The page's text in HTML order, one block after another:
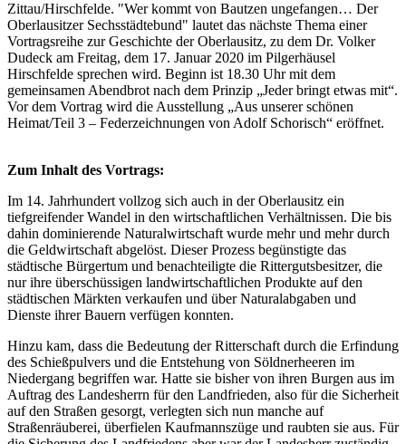
Zittau/Hirschfelde. "Wer kommt von Bautzen ungefangen… Der
Oberlausitzer Sechsstädtebund" lautet das nächste Thema einer
Vortragsreihe zur Geschichte der Oberlausitz, zu dem Dr. Volker
Dudeck am Freitag, dem 17. Januar 2020 im Pilgerhäusel
Hirschfelde sprechen wird. Beginn ist 18.30 Uhr mit dem
gemeinsamen Abendbrot nach dem Prinzip „Jeder bringt etwas mit“.
Vor dem Vortrag wird die Ausstellung „Aus unserer schönen
Heimat/Teil 3 – Federzeichnungen von Adolf Schorisch“ eröffnet.
Zum Inhalt des Vortrags:
Im 14. Jahrhundert vollzog sich auch in der Oberlausitz ein
tiefgreifender Wandel in den wirtschaftlichen Verhältnissen. Die bis
dahin dominierende Naturalwirtschaft wurde mehr und mehr durch
die Geldwirtschaft abgelöst. Dieser Prozess begünstigte das
städtische Bürgertum und benachteiligte die Rittergutsbesitzer, die
nur ihre überschüssigen landwirtschaftlichen Produkte auf den
städtischen Märkten verkaufen und über Naturalabgaben und
Dienste ihrer Bauern verfügen konnten.
Hinzu kam, dass die Bedeutung der Ritterschaft durch die Erfindung
des Schießpulvers und die Entstehung von Söldnerheeren im
Niedergang begriffen war. Hatte sie bisher von ihren Burgen aus im
Auftrag des Landesherrn für den Landfrieden, also für die Sicherheit
auf den Straßen gesorgt, verlegten sich nun manche auf
Straßenräuberei, überfielen Kaufmannszüge und raubten sie aus. Für